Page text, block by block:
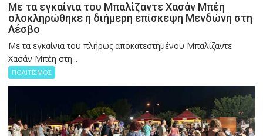
Με τα εγκαίνια του Μπαλίζαντε Χασάν Μπέη
ολοκληρώθηκε η διήμερη επίσκεψη Μενδώνη στη
Λέσβο
Με τα εγκαίνια του πλήρως αποκατεστημένου Μπαλίζαντε
Χασάν Μπέη στη...
ΠΟΛΙΤΙΣΜΟΣ